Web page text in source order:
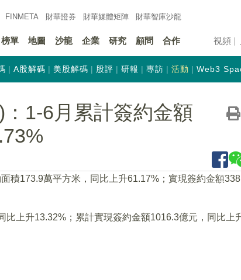
FINMETA 財華證券 財華媒體矩陣 財華智庫沙龍
榜單 地圖 沙龍 企業 研究 顧問 合作 視頻
A股解碼 美股解碼 股評 研報 專訪 活動 Web3
1-6月累計簽約金額
積173.9萬平方米，同比上升61.17%；實現簽約金額
比上升13.32%；累計實現簽約金額1016.3億元，同比上